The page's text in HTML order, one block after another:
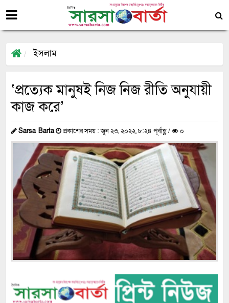
ইসলাম
‘প্রত্যেক মানুষই নিজ নিজ রীতি অনুযায়ী
কাজ করে’
Sarsa Barta প্রকাশের সময় : জুন ২৩, ২০২২, ৮:২৪ পূর্বাহ্ণ / ০